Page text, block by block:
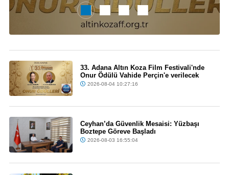
33. Adana Altın Koza Film Festivali'nde
Onur Ödülü Vahide Perçin'e verilecek
2026-08-04 10:27:16
Ceyhan’da Güvenlik Mesaisi: Yüzbaşı
Boztepe Göreve Başladı
2026-08-03 16:55:04